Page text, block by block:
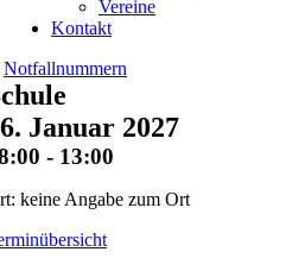
Vereine
Kontakt
Notfallnummern
Januar 2027
- 13:00
keine Angabe zum Ort